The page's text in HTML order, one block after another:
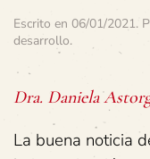
Escrito en 06/01/2021.
desarrollo.
Dra. Daniela
La buena noticia